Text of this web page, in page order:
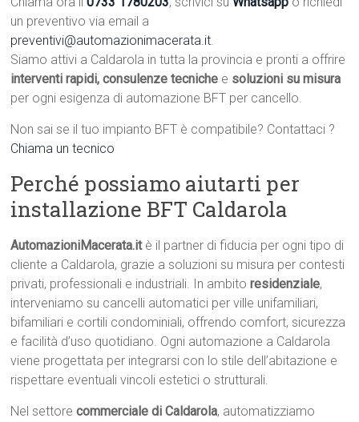
un preventivo via email a
preventivi@automazionimacerata.it.
Siamo attivi a Caldarola in tutta la provincia e pronti a offrire
interventi rapidi, consulenze tecniche e soluzioni su misura
per ogni esigenza di automazione BFT per cancello.
Non sai se il tuo impianto BFT è compatibile? Contattaci ?
Chiama un tecnico
Perché possiamo aiutarti per
installazione BFT Caldarola
AutomazioniMacerata.itè il partner di fiducia per ogni tipo di
cliente a Caldarola, grazie a soluzioni su misura per contesti
privati, professionali e industriali. In ambitoresidenziale,
interveniamo su cancelli automatici per ville unifamiliari,
bifamiliari e cortili condominiali, offrendo comfort, sicurezza
e facilità d’uso quotidiano. Ogni automazione a Caldarola
viene progettata per integrarsi con lo stile dell’abitazione e
rispettare eventuali vincoli estetici o strutturali.
Nel settorecommerciale di Caldarola, automatizziamo